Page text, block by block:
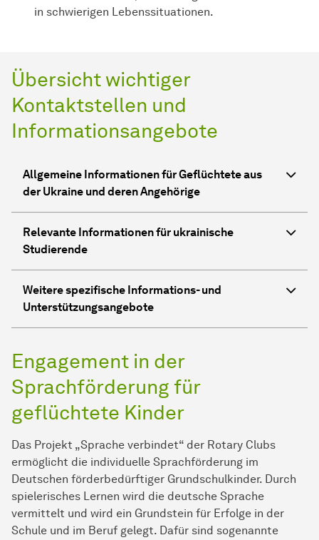
in schwierigen Lebenssituationen.
Übersicht wichtiger
Kontaktstellen und
Informationsangebote
Allgemeine Informationen für Geflüchtete aus
der Ukraine und deren Angehörige
Relevante Informationen für ukrainische
Studierende
Weitere spezifische Informations- und
Unterstützungsangebote
Engagement in der
Sprachförderung für
geflüchtete Kinder
Das Projekt „Sprache verbindet“ der Rotary Clubs
ermöglicht die individuelle Sprachförderung im
Deutschen förderbedürftiger Grundschulkinder. Durch
spielerisches Lernen wird die deutsche Sprache
vermittelt und wird ein Grundstein für Erfolge in der
Schule und im Beruf gelegt. Dafür sind sogenannte